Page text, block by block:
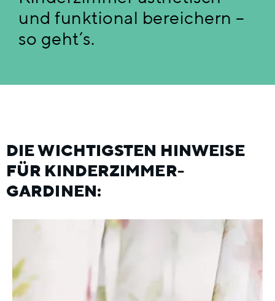
und funktional bereichern –
so geht’s.
DIE WICHTIGSTEN HINWEISE
FÜR KINDERZIMMER-
GARDINEN: